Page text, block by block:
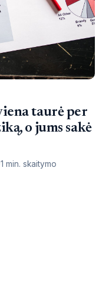
taurė per
o jums sakė
1 min. skaitymo